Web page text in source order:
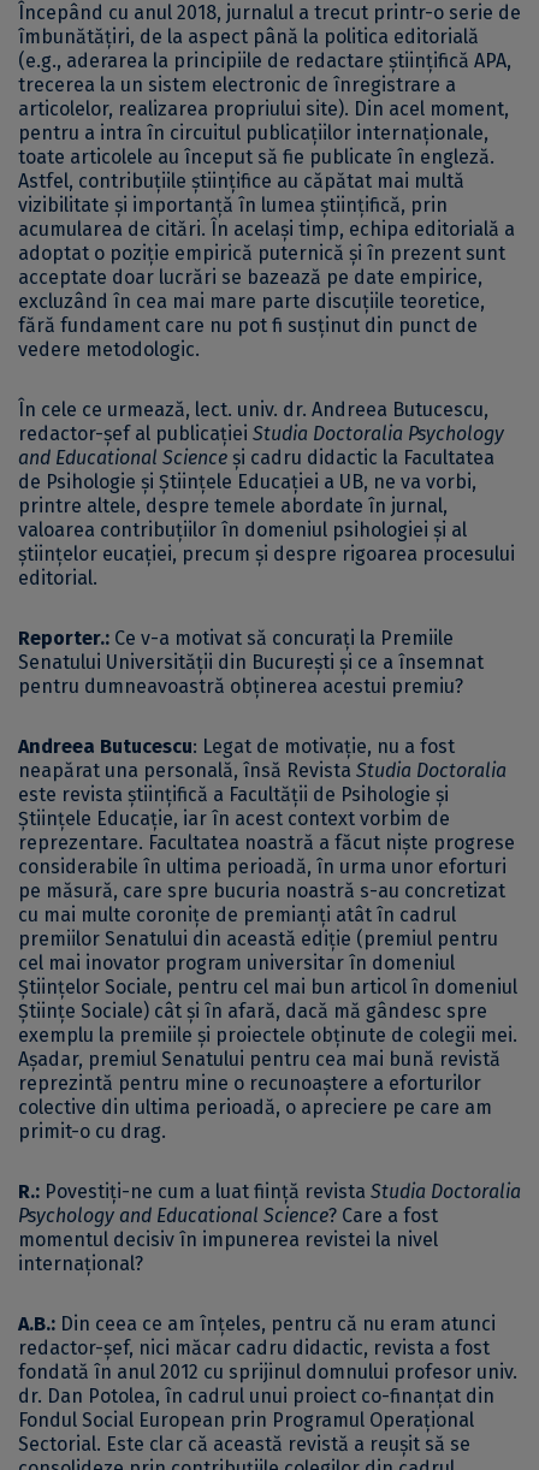
Începând cu anul 2018, jurnalul a trecut printr-o serie de
îmbunătățiri, de la aspect până la politica editorială
(e.g., aderarea la principiile de redactare științifică APA,
trecerea la un sistem electronic de înregistrare a
articolelor, realizarea propriului site). Din acel moment,
pentru a intra în circuitul publicațiilor internaționale,
toate articolele au început să fie publicate în engleză.
Astfel, contribuțiile științifice au căpătat mai multă
vizibilitate și importanță în lumea științifică, prin
acumularea de citări. În același timp, echipa editorială a
adoptat o poziție empirică puternică și în prezent sunt
acceptate doar lucrări se bazează pe date empirice,
excluzând în cea mai mare parte discuțiile teoretice,
fără fundament care nu pot fi susținut din punct de
vedere metodologic.
În cele ce urmează, lect. univ. dr. Andreea Butucescu,
redactor-șef al publicației Studia Doctoralia Psychology
and Educational Science și cadru didactic la Facultatea
de Psihologie și Științele Educației a UB, ne va vorbi,
printre altele, despre temele abordate în jurnal,
valoarea contribuţiilor în domeniul psihologiei și al
științelor eucației, precum şi despre rigoarea procesului
editorial.
Reporter.: Ce v-a motivat să concurați la Premiile
Senatului Universității din București și ce a însemnat
pentru dumneavoastră obținerea acestui premiu?
Andreea Butucescu: Legat de motivație, nu a fost
neapărat una personală, însă Revista Studia Doctoralia
este revista științifică a Facultății de Psihologie și
Științele Educație, iar în acest context vorbim de
reprezentare. Facultatea noastră a făcut niște progrese
considerabile în ultima perioadă, în urma unor eforturi
pe măsură, care spre bucuria noastră s-au concretizat
cu mai multe coronițe de premianți atât în cadrul
premiilor Senatului din această ediție (premiul pentru
cel mai inovator program universitar în domeniul
Științelor Sociale, pentru cel mai bun articol în domeniul
Științe Sociale) cât și în afară, dacă mă gândesc spre
exemplu la premiile și proiectele obținute de colegii mei.
Așadar, premiul Senatului pentru cea mai bună revistă
reprezintă pentru mine o recunoaștere a eforturilor
colective din ultima perioadă, o apreciere pe care am
primit-o cu drag.
R.: Povestiți-ne cum a luat ființă revista Studia Doctoralia
Psychology and Educational Science? Care a fost
momentul decisiv în impunerea revistei la nivel
internațional?
A.B.: Din ceea ce am înțeles, pentru că nu eram atunci
redactor-șef, nici măcar cadru didactic, revista a fost
fondată în anul 2012 cu sprijinul domnului profesor univ.
dr. Dan Potolea, în cadrul unui proiect co-finanțat din
Fondul Social European prin Programul Operațional
Sectorial. Este clar că această revistă a reușit să se